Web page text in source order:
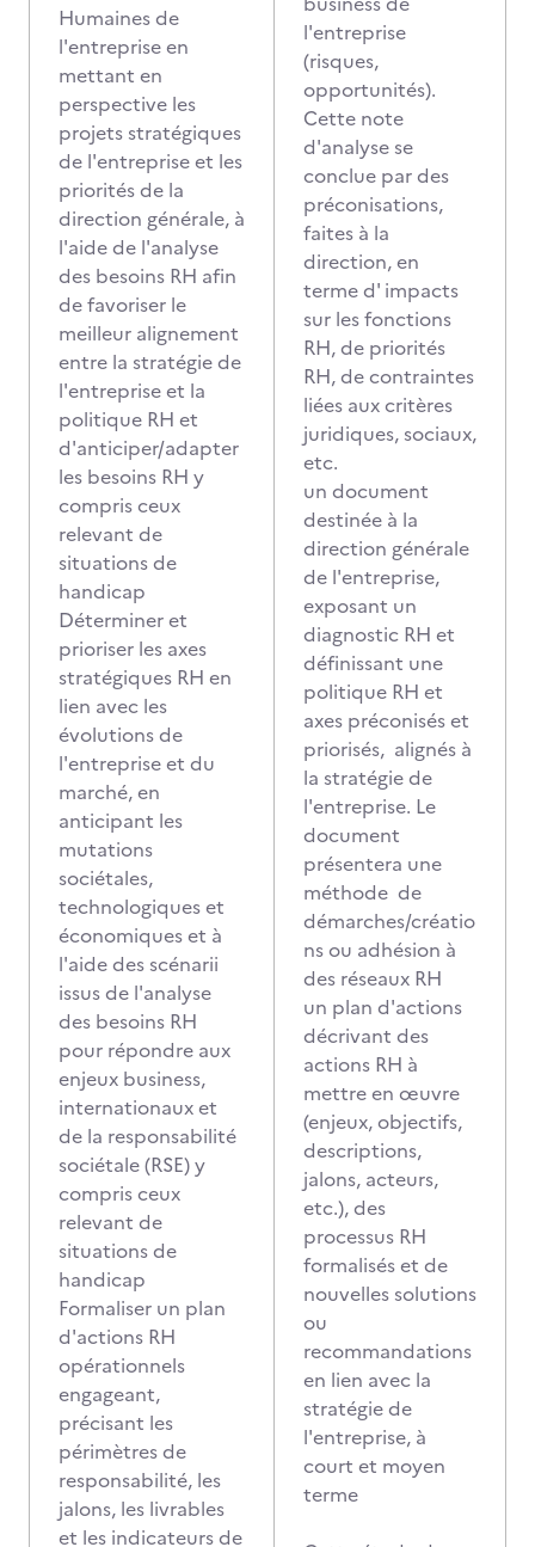
Humaines de
l'entreprise en
mettant en
perspective les
projets stratégiques
de l'entreprise et les
priorités de la
direction générale, à
l'aide de l'analyse
des besoins RH afin
de favoriser le
meilleur alignement
entre la stratégie de
l'entreprise et la
politique RH et
d'anticiper/adapter
les besoins RH y
compris ceux
relevant de
situations de
handicap
Déterminer et
prioriser les axes
stratégiques RH en
lien avec les
évolutions de
l'entreprise et du
marché, en
anticipant les
mutations
sociétales,
technologiques et
économiques et à
l'aide des scénarii
issus de l'analyse
des besoins RH
pour répondre aux
enjeux business,
internationaux et
de la responsabilité
sociétale (RSE) y
compris ceux
relevant de
situations de
handicap
Formaliser un plan
d'actions RH
opérationnels
engageant,
précisant les
périmètres de
responsabilité, les
jalons, les livrables
et les indicateurs de
l'entreprise
(risques,
opportunités).
Cette note
d'analyse se
conclue par des
préconisations,
faites à la
direction, en
terme d' impacts
sur les fonctions
RH, de priorités
RH, de contraintes
liées aux critères
juridiques, sociaux,
etc.
un document
destinée à la
direction générale
de l'entreprise,
exposant un
diagnostic RH et
définissant une
politique RH et
axes préconisés et
priorisés, alignés à
la stratégie de
l'entreprise. Le
document
présentera une
méthode de
démarches/créatio
ns ou adhésion à
des réseaux RH
un plan d'actions
décrivant des
actions RH à
mettre en œuvre
(enjeux, objectifs,
descriptions,
jalons, acteurs,
etc.), des
processus RH
formalisés et de
nouvelles solutions
ou
recommandations
en lien avec la
stratégie de
l'entreprise, à
court et moyen
terme